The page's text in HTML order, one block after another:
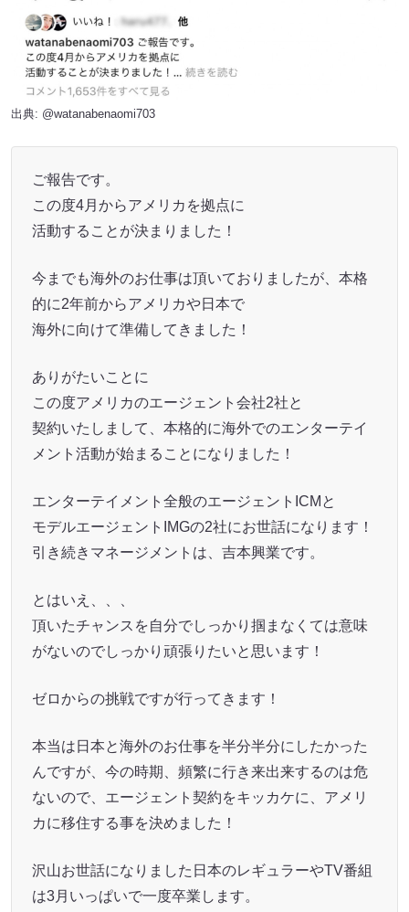
出典: @watanabenaomi703
ご報告です。
この度4月からアメリカを拠点に
活動することが決まりました！
今までも海外のお仕事は頂いておりましたが、本格
的に2年前からアメリカや日本で
海外に向けて準備してきました！
ありがたいことに
この度アメリカのエージェント会社2社と
契約いたしまして、本格的に海外でのエンターテイ
メント活動が始まることになりました！
エンターテイメント全般のエージェントICMと
モデルエージェントIMGの2社にお世話になります！
引き続きマネージメントは、吉本興業です。
とはいえ、、、
頂いたチャンスを自分でしっかり掴まなくては意味
がないのでしっかり頑張りたいと思います！
ゼロからの挑戦ですが行ってきます！
本当は日本と海外のお仕事を半分半分にしたかった
んですが、今の時期、頻繁に行き来出来するのは危
ないので、エージェント契約をキッカケに、アメリ
カに移住する事を決めました！
沢山お世話になりました日本のレギュラーやTV番組
は3月いっぱいで一度卒業します。